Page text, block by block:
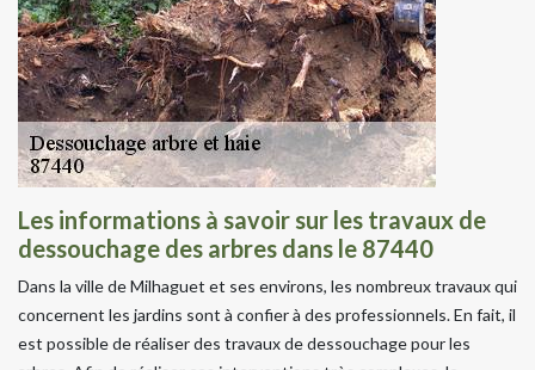
Les informations à savoir sur les travaux de
dessouchage des arbres dans le 87440
Dans la ville de Milhaguet et ses environs, les nombreux travaux qui
concernent les jardins sont à confier à des professionnels. En fait, il
est possible de réaliser des travaux de dessouchage pour les